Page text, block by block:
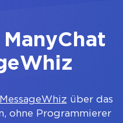
MessageWhiz über das
ohne Programmierer